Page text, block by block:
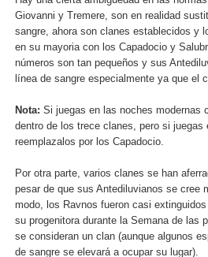
Giovanni y Tremere, son en realidad
sangre, ahora son clanes establecidos y
en su mayoria con los Capadocio y
números son tan pequeños y sus
línea de sangre especialmente ya que
Nota: Si juegas en las noches modernas
dentro de los trece clanes, pero si juegas
reemplazalos por los Capadocio.
Por otra parte, varios clanes se han
pesar de que sus Antediluvianos se cree
modo, los Ravnos fueron casi
su progenitora durante la Semana de las
se consideran un clan (aunque algunos
de sangre se elevará a ocupar su lugar).